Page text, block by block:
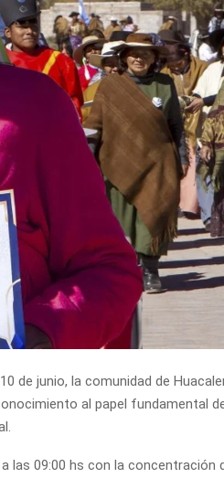
de junio, la comunidad de
al papel fundamental
las 09:00 hs con la